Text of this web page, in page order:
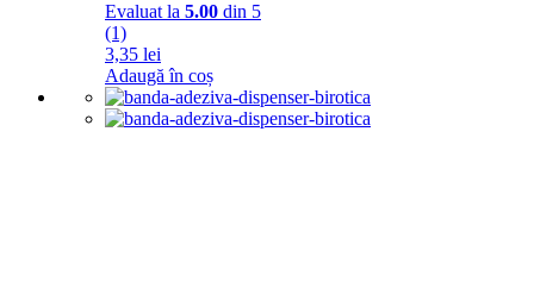
Evaluat la 5.00 din 5
(1)
3,35 lei
Adaugă în coș